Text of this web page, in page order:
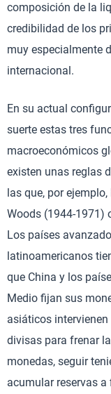
composición de la
credibilidad de los
muy especialmente
internacional.
En su actual
suerte estas tres
macroeconómicos
existen unas reglas
las que, por
Woods (1944-1971)
Los países
latinoamericanos
que China y los
Medio fijan sus
asiáticos
divisas para frenar
monedas, seguir
acumular reservas